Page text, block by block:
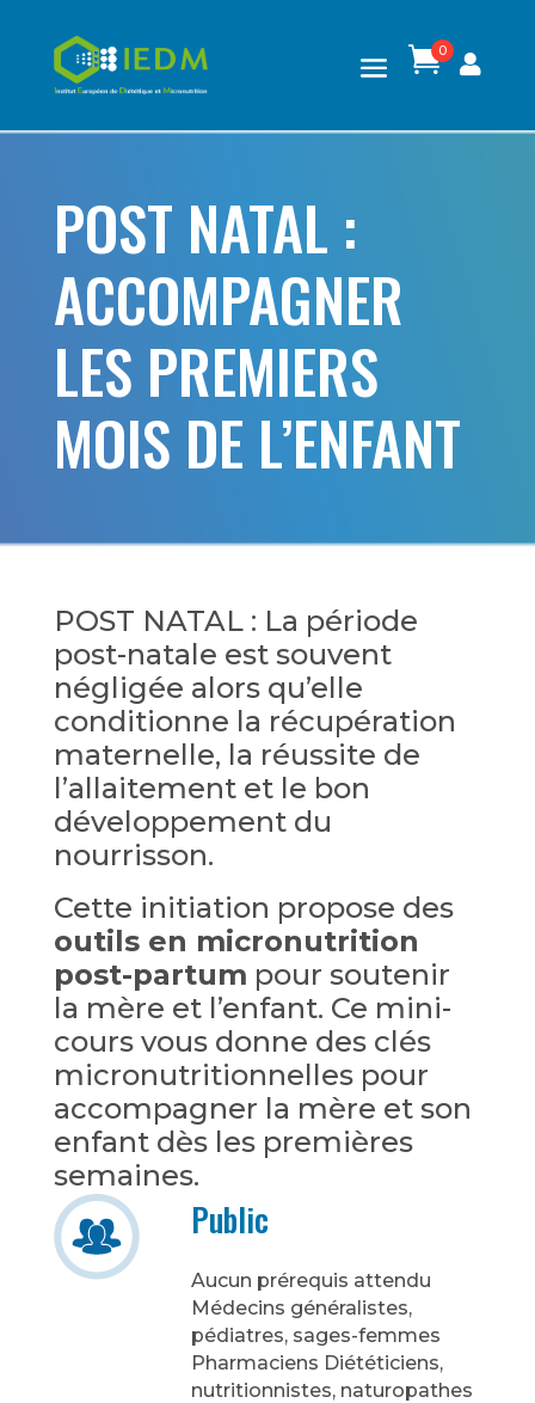
0

POST NATAL :
ACCOMPAGNER
LES PREMIERS
MOIS DE L’ENFANT
POST NATAL : La période
post-natale est souvent
négligée alors qu’elle
conditionne la récupération
maternelle, la réussite de
l’allaitement et le bon
développement du
nourrisson.
Cette initiation propose des
outils en micronutrition
post-partum pour soutenir
la mère et l’enfant. Ce mini-
cours vous donne des clés
micronutritionnelles pour
accompagner la mère et son
enfant dès les premières
semaines.
Public
Aucun prérequis attendu
Médecins généralistes,
pédiatres, sages-femmes
Pharmaciens Diététiciens,
nutritionnistes, naturopathes